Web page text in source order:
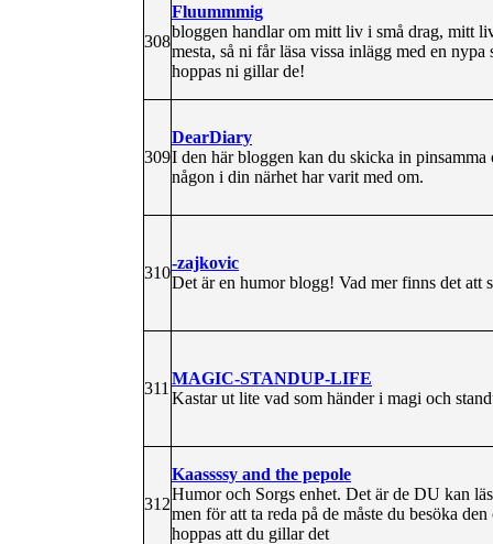
308
Fluummmig
bloggen handlar om mitt liv i små drag, mitt
mesta, så ni får läsa vissa inlägg med en
hoppas ni gillar de!
309
DearDiary
I den här bloggen kan du skicka in
någon i din närhet har varit med om.
310
-zajkovic
Det är en humor blogg! Vad mer finns det att
311
MAGIC-STANDUP-LIFE
Kastar ut lite vad som händer i magi och
312
Kaassssy and the pepole
Humor och Sorgs enhet. Det är de DU kan
men för att ta reda på de måste du besöka
hoppas att du gillar det